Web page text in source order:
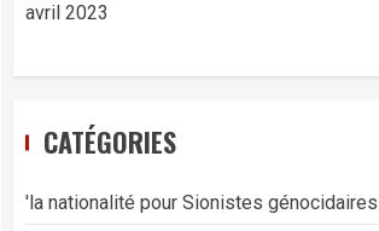
avril 2023
CATÉGORIES
'la nationalité pour Sionistes